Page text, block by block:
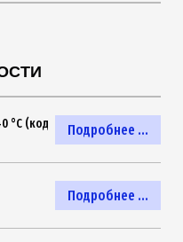
Подробнее ...
°C (код
Подробнее ...